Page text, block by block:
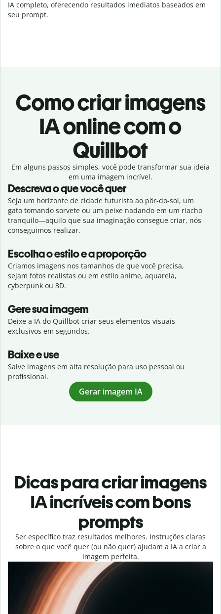
IA completo, oferecendo resultados imediatos baseados em
seu prompt.
Como criar imagens
IA online com o
Quillbot
Em alguns passos simples, você pode transformar sua ideia
em uma imagem incrível.
Descreva o que você quer
Seja um horizonte de cidade futurista ao pôr-do-sol, um
gato tomando sorvete ou um peixe nadando em um riacho
tranquilo—aquilo que sua imaginação consegue criar, nós
conseguimos realizar.
Escolha o estilo e a proporção
Criamos imagens nos tamanhos de que você precisa,
sejam fotos realistas ou em estilo anime, aquarela,
cyberpunk ou 3D.
Gere sua imagem
Deixe a IA do Quillbot criar seus elementos visuais
exclusivos em segundos.
Baixe e use
Salve imagens em alta resolução para uso pessoal ou
profissional.
Gerar imagem IA
Dicas para criar imagens
IA incríveis com bons
prompts
Ser específico traz resultados melhores. Instruções claras
sobre o que você quer (ou não quer) ajudam a IA a criar a
imagem perfeita.